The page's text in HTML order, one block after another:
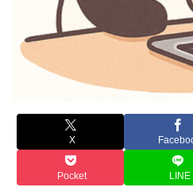
X
Pocket LINE